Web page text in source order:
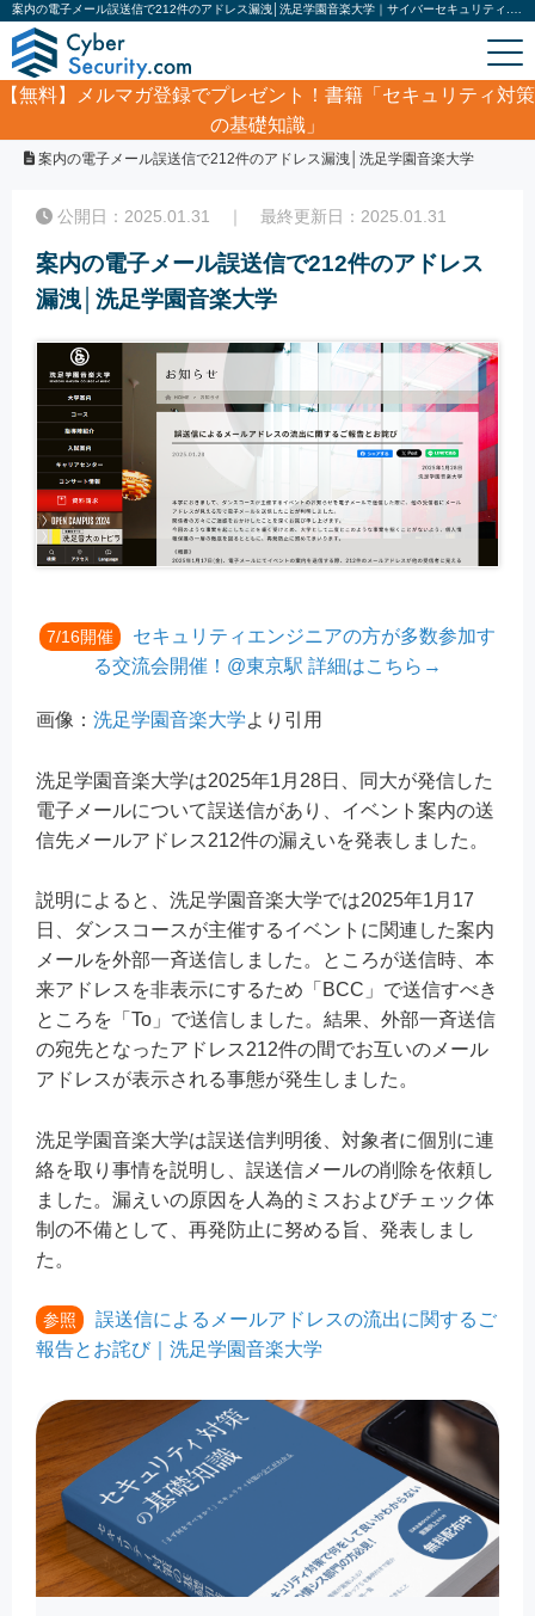
【無料】
メルマガ登録でプレゼント！書籍「セキュリティ対策
の基礎知識」
サイバーセキュリティ・情報漏洩ニュース
案内の電子メール誤送信で212件のアドレス漏洩│洗足学園音楽大学
公開日：2025.01.31 ｜ 最終更新日：2025.01.31
案内の電子メール誤送信で212件のアドレス
漏洩│洗足学園音楽大学
7/16開催
セキュリティエンジニアの方が多数参加す
る交流会開催！@東京駅 詳細はこちら→
画像： 洗足学園音楽大学より引用
洗足学園音楽大学は2025年1月28日、同大が発信した
電子メールについて誤送信があり、イベント案内の送
信先メールアドレス212件の漏えいを発表しました。
説明によると、洗足学園音楽大学では2025年1月17
日、ダンスコースが主催するイベントに関連した案内
メールを外部一斉送信しました。ところが送信時、本
来アドレスを非表示にするため「BCC」で送信すべき
ところを「To」で送信しました。結果、外部一斉送信
の宛先となったアドレス212件の間でお互いのメール
アドレスが表示される事態が発生しました。
洗足学園音楽大学は誤送信判明後、対象者に個別に連
絡を取り事情を説明し、誤送信メールの削除を依頼し
ました。漏えいの原因を人為的ミスおよびチェック体
制の不備として、再発防止に努める旨、発表しまし
た。
参照
誤送信によるメールアドレスの流出に関するご
報告とお詫び｜洗足学園音楽大学